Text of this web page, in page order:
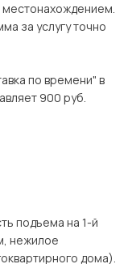
местонахождением.
за услугу точно
по времени" в
900 руб.
подъема на 1-й
нежилое
дома).